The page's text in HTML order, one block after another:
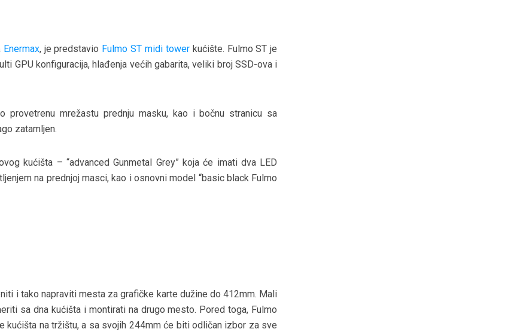
Enermax, je predstavio Fulmo ST midi towerkućište. Fulmo ST je
GPU konfiguracija, hlađenja većih gabarita, veliki broj SSD-ova i
provetrenu mrežastu prednju masku, kao i bočnu stranicu sa
zatamljen.
kućišta – “advanced Gunmetal Grey” koja će imati dva LED
na prednjoj masci, kao i osnovni model “basic black Fulmo
i tako napraviti mesta za grafičke karte dužine do 412mm. Mali
sa dna kućišta i montirati na drugo mesto. Pored toga, Fulmo
kućišta na tržištu, a sa svojih 244mm će biti odličan izbor za sve